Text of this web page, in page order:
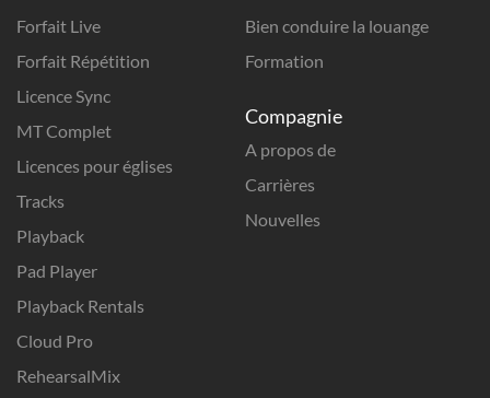
Forfait Live
Forfait Répétition
Licence Sync
MT Complet
Licences pour églises
Tracks
Playback
Pad Player
Playback Rentals
Cloud Pro
RehearsalMix
Bien conduire la louange
Formation
Compagnie
A propos de
Carrières
Nouvelles